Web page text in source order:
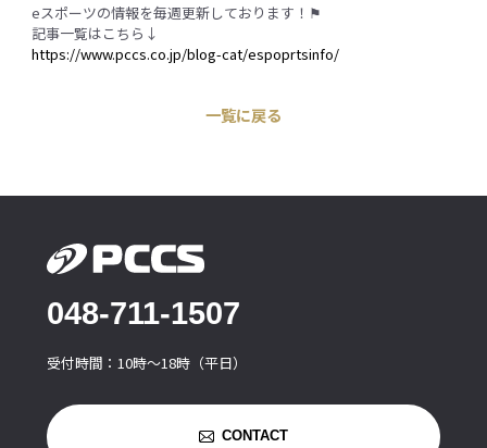
eスポーツの情報を毎週更新しております！⚑
記事一覧はこちら↓
https://www.pccs.co.jp/blog-cat/espoprtsinfo/
一覧に戻る
048-711-1507
受付時間：10時〜18時（平日）
CONTACT